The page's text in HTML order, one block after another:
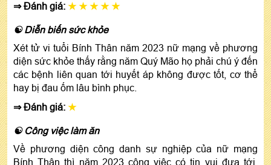
⇒ Đánh giá: ★ ★ ★ ★ ★
☯ Diễn biến sức khỏe
Xét tử vi tuổi Bính Thân năm 2023 nữ mạng về phương
diện sức khỏe thấy rằng năm Quý Mão họ phải chú ý đến
các bệnh liên quan tới huyết áp không được tốt, cơ thể
hay bị đau ốm lâu bình phục.
⇒ Đánh giá: ★
☯ Công việc làm ăn
Về phương diện công danh sự nghiệp của nữ mạng
Bính Thân thì năm 2023 công việc có tin vui đưa tới.